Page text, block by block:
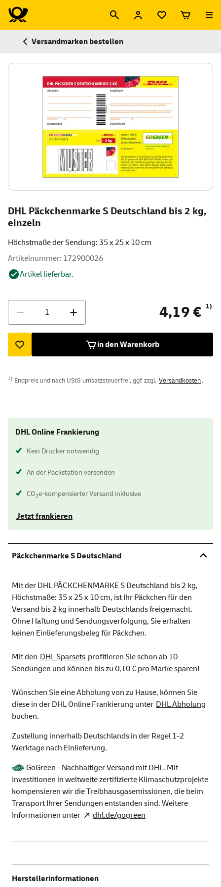
Versandmarken bestellen
DHL Päckchenmarke S Deutschland bis 2 kg,
einzeln
Höchstmaße der Sendung: 35 x 25 x 10 cm
Artikelnummer: 172900026
Artikel lieferbar.
4,19 € 1)
in den Warenkorb
1) Endpreis und nach UStG umsatzsteuerfrei, ggf. zzgl. Versandkosten.
DHL Online Frankierung
Kein Drucker notwendig
An der Packstation versenden
CO2e-kompensierter Versand inklusive
Jetzt frankieren
Päckchenmarke S Deutschland
Mit der DHL PÄCKCHENMARKE S Deutschland bis 2 kg,
Höchstmaße: 35 x 25 x 10 cm, ist Ihr Päckchen für den
Versand bis 2 kg innerhalb Deutschlands freigemacht.
Ohne Haftung und Sendungsverfolgung, Sie erhalten
keinen Einlieferungsbeleg für Päckchen.
Mit den DHL Sparsets profitieren Sie schon ab 10
Sendungen und können bis zu 0,10 € pro Marke sparen!
Wünschen Sie eine Abholung von zu Hause, können Sie
diese in der DHL Online Frankierung unter DHL Abholung
buchen.
Zustellung innerhalb Deutschlands in der Regel 1-2
Werktage nach Einlieferung.
GoGreen - Nachhaltiger Versand mit DHL. Mit
Investitionen in weltweite zertifizierte Klimaschutzprojekte
kompensieren wir die Treibhausgasemissionen, die beim
Transport Ihrer Sendungen entstanden sind. Weitere
Informationen unter
dhl.de/gogreen
Herstellerinformationen